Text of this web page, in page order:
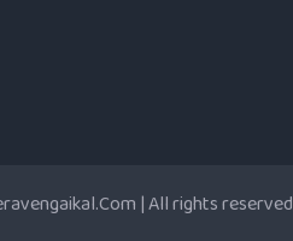
| All rights reserved